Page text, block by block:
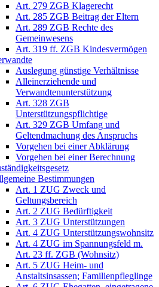
Art. 279 ZGB Klagerecht
Art. 285 ZGB Beitrag der Eltern
Art. 289 ZGB Rechte des
Gemeinwesens
Art. 319 ff. ZGB Kindesvermögen
Auslegung günstige Verhältnisse
Alleinerziehende und
Verwandtenunterstützung
Art. 328 ZGB
Unterstützungspflichtige
Art. 329 ZGB Umfang und
Geltendmachung des Anspruchs
Vorgehen bei einer Abklärung
Vorgehen bei einer Berechnung
Bestimmungen
Art. 1 ZUG Zweck und
Geltungsbereich
Art. 2 ZUG Bedürftigkeit
Art. 3 ZUG Unterstützungen
Art. 4 ZUG Unterstützungswohnsitz
Art. 4 ZUG im Spannungsfeld m.
Art. 23 ff. ZGB (Wohnsitz)
Art. 5 ZUG Heim- und
Anstaltsinsassen; Familienpfleglinge